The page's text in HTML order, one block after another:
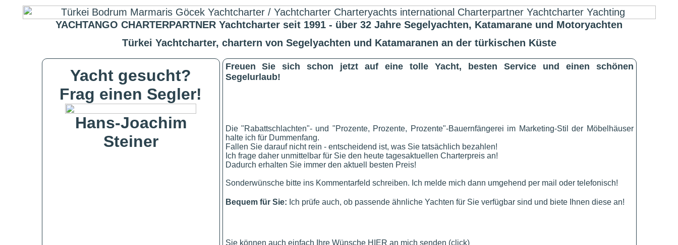
YACHTANGO CHARTERPARTNER Yachtcharter seit 1991 - über 32 Jahre Segelyachten, Katamarane und Motoryachten
Türkei Yachtcharter, chartern von Segelyachten und Katamaranen an der türkischen Küste
Yacht gesucht?
Frag einen Segler!
Hans-Joachim
Steiner
Freuen Sie sich schon jetzt auf eine tolle Yacht, besten Service und einen schönen
Segelurlaub!
Die "Rabattschlachten"- und "Prozente, Prozente, Prozente"-Bauernfängerei im Marketing-Stil der Möbelhäuser
halte ich für Dummenfang.
Fallen Sie darauf nicht rein - entscheidend ist, was Sie tatsächlich bezahlen!
Ich frage daher unmittelbar für Sie den heute tagesaktuellen Charterpreis an!
Dadurch erhalten Sie immer den aktuell besten Preis!
Sonderwünsche bitte ins Kommentarfeld schreiben. Ich melde mich dann umgehend per mail oder telefonisch!
Bequem für Sie: Ich prüfe auch, ob passende ähnliche Yachten für Sie verfügbar sind und biete Ihnen diese an!
Sie können auch einfach Ihre Wünsche HIER an mich senden (click)